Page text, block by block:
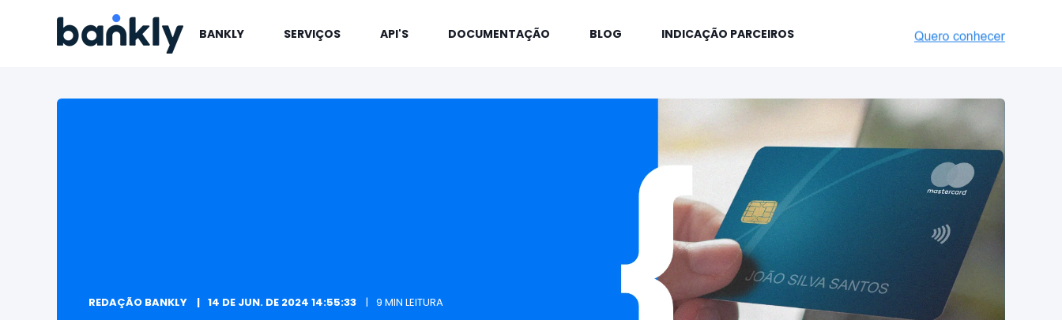
BANKLY SERVIÇOS API'S DOCUMENTAÇÃO BLOG INDICAÇÃO PARCEIROS
REDAÇÃO BANKLY 14 DE JUN. DE 2024 14:55:33 9 MIN LEITURA